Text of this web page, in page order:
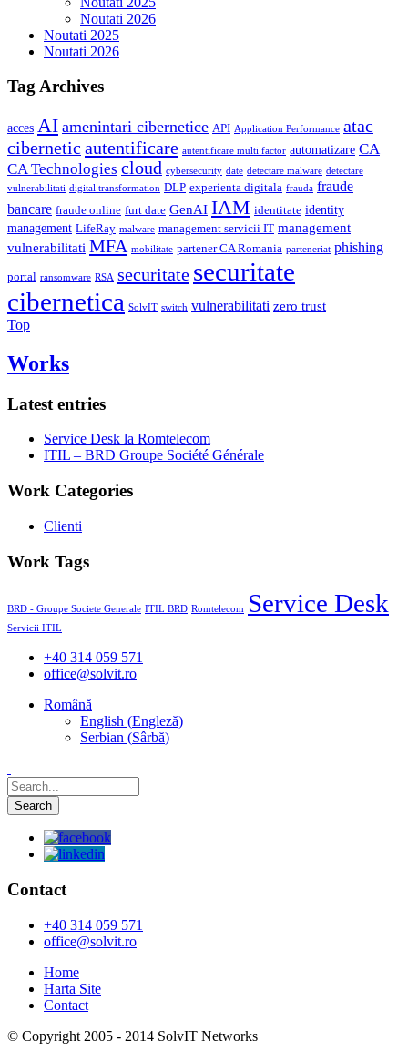
Noutati 2026
Noutati 2025
Noutati 2026
Tag Archives
acces AI amenintari cibernetice API Application Performance atac
cibernetic autentificare autentificare multi factor automatizare CA
CA Technologies cloud cybersecurity date detectare malware detectare
vulnerabilitati digital transformation DLP experienta digitala frauda fraude
bancare fraude online furt date GenAI IAM identitate identity
management LifeRay malware management servicii IT management
vulnerabilitati MFA mobilitate partener CA Romania parteneriat phishing
portal ransomware RSA securitate securitate
cibernetica SolvIT switch vulnerabilitati zero trust
Top
Works
Latest entries
Service Desk la Romtelecom
ITIL – BRD Groupe Société Générale
Work Categories
Clienti
Work Tags
BRD - Groupe Societe Generale ITIL BRD Romtelecom Service Desk
Servicii ITIL
+40 314 059 571
office@solvit.ro
Română
English (Engleză)
Serbian (Sârbă)
Contact
+40 314 059 571
office@solvit.ro
Home
Harta Site
Contact
© Copyright 2005 - 2014 SolvIT Networks